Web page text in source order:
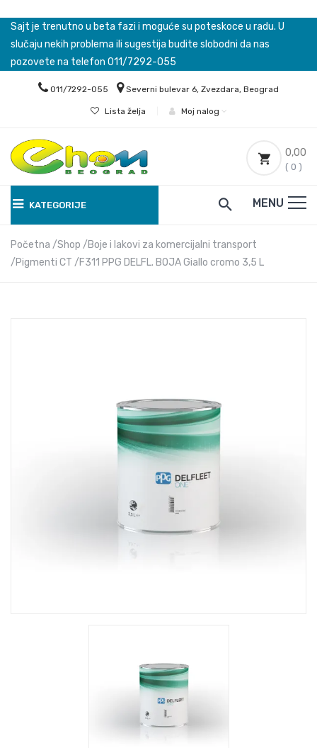
Sajt je trenutno u beta fazi i moguće su poteskoce u radu. U
slučaju nekih problema ili sugestija budite slobodni da nas
pozovete na telefon 011/7292-055
011/7292-055 Severni bulevar 6, Zvezdara, Beograd
Lista želja Moj nalog
0,00
( 0 )
KATEGORIJE MENU
Početna Shop
Boje i lakovi za komercijalni transport
Pigmenti CT
F311 PPG DELFL. BOJA Giallo cromo 3,5 L